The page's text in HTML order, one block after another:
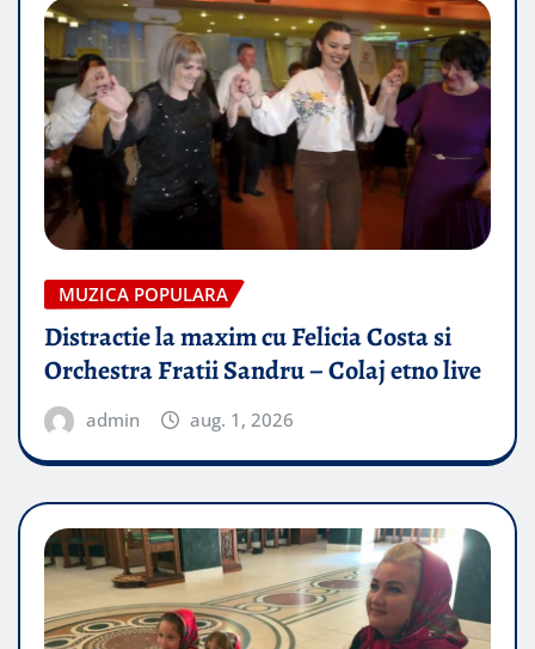
MUZICA POPULARA
Distractie la maxim cu Felicia Costa si
Orchestra Fratii Sandru – Colaj etno live
admin aug. 1, 2026